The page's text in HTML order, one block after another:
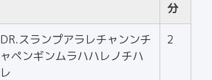
分
DR.スランプアラレチャンンチ
ャペンギンムラハハレノチハ
レ
2